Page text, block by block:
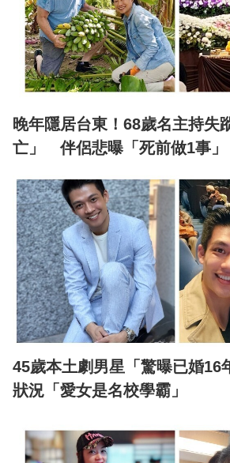
晚年隱居台東！68歲名主持失
亡」 伴侶悲曝「死前做1事」
45歲本土劇男星「驚曝已婚16
狀況「愛女是名校學霸」